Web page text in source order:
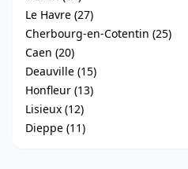
Le Havre (27)
Cherbourg-en-Cotentin (25)
Caen (20)
Deauville (15)
Honfleur (13)
Lisieux (12)
Dieppe (11)